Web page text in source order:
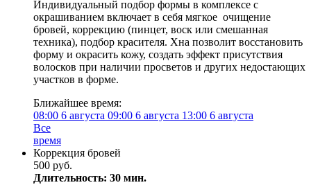
Индивидуальный подбор формы в комплексе с
окрашиванием включает в себя мягкое очищение
бровей, коррекцию (пинцет, воск или смешанная
техника), подбор красителя. Хна позволит восстановить
форму и окрасить кожу, создать эффект присутствия
волосков при наличии просветов и других недостающих
участков в форме.
Ближайшее время:
08:00 6 августа 09:00 6 августа 13:00 6 августа
Все
время
Коррекция бровей
500 руб.
Длительность: 30 мин.